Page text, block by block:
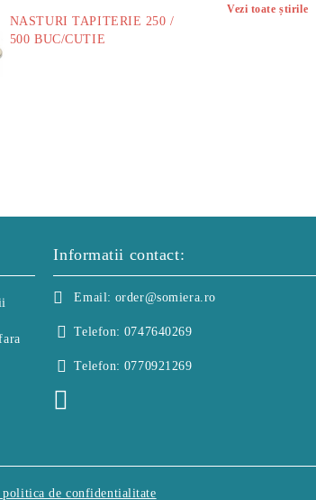
NASTURI TAPITERIE 250 /
500 BUC/CUTIE
Vezi toate știrile
Informatii contact:
Email: order@somiera.ro
Telefon: 0747640269
Telefon: 0770921269
politica de confidentialitate